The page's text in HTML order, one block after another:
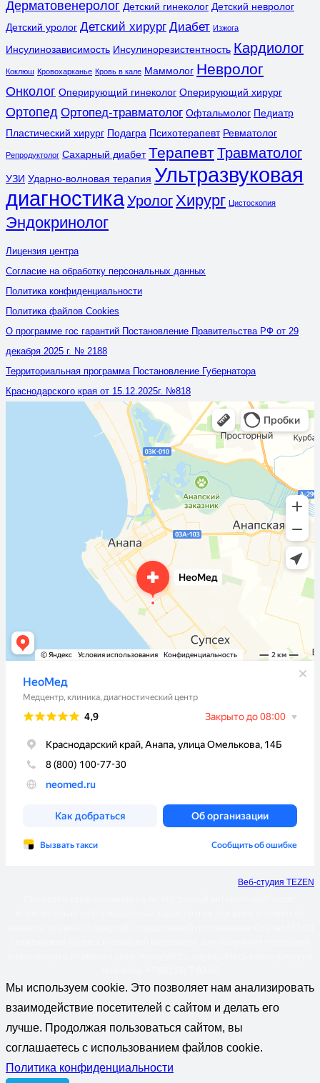
Дерматовенеролог Детский гинеколог Детский невролог
Детский уролог Детский хирург Диабет Изжога
Инсулинозависимость Инсулинорезистентность Кардиолог
Коклюш Кровохарканье Кровь в кале Маммолог Невролог
Онколог Оперирующий гинеколог Оперирующий хирург
Ортопед Ортопед-травматолог Офтальмолог Педиатр
Пластический хирург Подагра Психотерапевт Ревматолог
Репродуктолог Сахарный диабет ТерапевтТравматолог
УЗИ Ударно-волновая терапия Ультразвуковая
диагностикаУрологХирург Цистоскопия
Эндокринолог
Лицензия центра
Согласие на обработку персональных данных
Политика конфиденциальности
Политика файлов Cookies
О программе гос гарантий Постановление Правительства РФ от 29
декабря 2025 г. № 2188
Территориальная программа Постановление Губернатора
Краснодарского края от 15.12.2025г. №818
Веб-студия TEZEN
Мы используем cookie. Это позволяет нам анализировать
взаимодействие посетителей с сайтом и делать его
лучше. Продолжая пользоваться сайтом, вы
соглашаетесь с использованием файлов cookie.
Политика конфиденциальности